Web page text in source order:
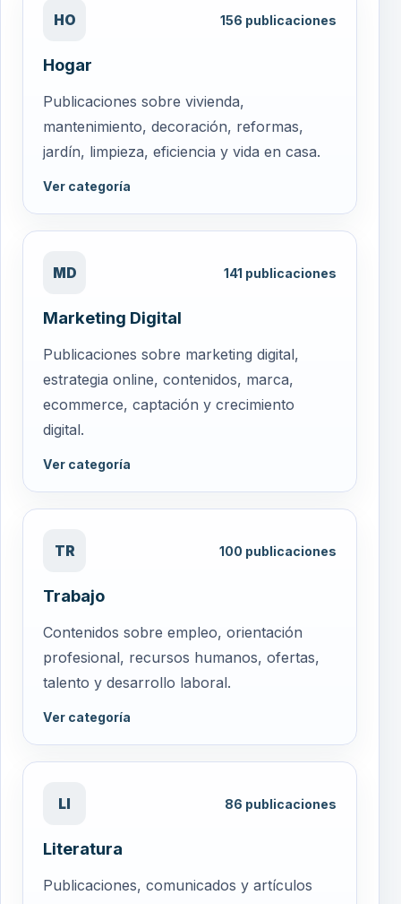
HO 156 publicaciones
Hogar
Publicaciones sobre vivienda,
mantenimiento, decoración, reformas,
jardín, limpieza, eficiencia y vida en casa.
Ver categoría
MD 141 publicaciones
Marketing Digital
Publicaciones sobre marketing digital,
estrategia online, contenidos, marca,
ecommerce, captación y crecimiento
digital.
Ver categoría
TR 100 publicaciones
Trabajo
Contenidos sobre empleo, orientación
profesional, recursos humanos, ofertas,
talento y desarrollo laboral.
Ver categoría
LI 86 publicaciones
Literatura
Publicaciones, comunicados y artículos